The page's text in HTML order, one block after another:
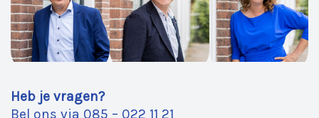
Heb je vragen?
Bel ons via 085 – 022 11 21